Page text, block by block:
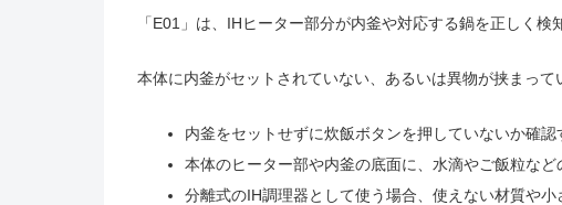
「E01」は、IHヒーター部分が内釜や対応する鍋を正しく検
本体に内釜がセットされていない、あるいは異物が挟まって
内釜をセットせずに炊飯ボタンを押していないか確認
本体のヒーター部や内釜の底面に、水滴やご飯粒な
分離式のIH調理器として使う場合、使えない材質や